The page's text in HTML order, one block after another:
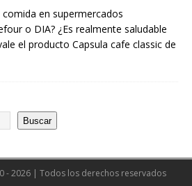
en supermercados
o DIA? ¿Es realmente saludable
el producto Capsula cafe classic de
Buscar
- 2026 | Todos los derechos reservados